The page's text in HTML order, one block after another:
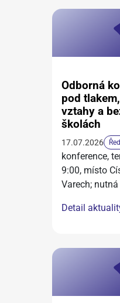
Odborná
pod
vztahy a
školách
17.07.2026
konference,
9:00, místo
Varech;
Detail